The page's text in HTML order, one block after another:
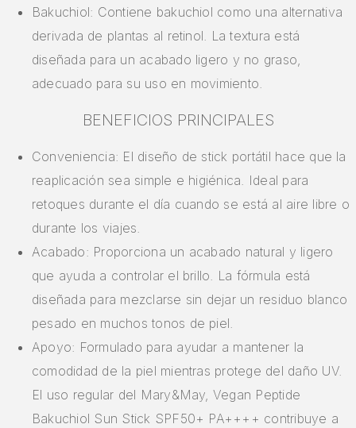
Bakuchiol: Contiene bakuchiol como una alternativa
derivada de plantas al retinol. La textura está
diseñada para un acabado ligero y no graso,
adecuado para su uso en movimiento.
BENEFICIOS PRINCIPALES
Conveniencia: El diseño de stick portátil hace que la
reaplicación sea simple e higiénica. Ideal para
retoques durante el día cuando se está al aire libre o
durante los viajes.
Acabado: Proporciona un acabado natural y ligero
que ayuda a controlar el brillo. La fórmula está
diseñada para mezclarse sin dejar un residuo blanco
pesado en muchos tonos de piel.
Apoyo: Formulado para ayudar a mantener la
comodidad de la piel mientras protege del daño UV.
El uso regular del Mary&May, Vegan Peptide
Bakuchiol Sun Stick SPF50+ PA++++ contribuye a